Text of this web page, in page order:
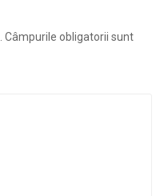
Câmpurile obligatorii sunt